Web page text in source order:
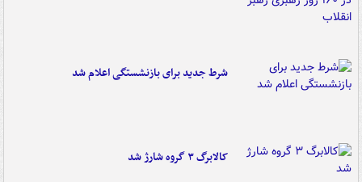
شرط جدید برای بازنشستگی اعلام شد
کالابرگ ۳ گروه شارژ شد